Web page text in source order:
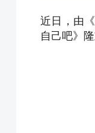
近日，由
自己吧》